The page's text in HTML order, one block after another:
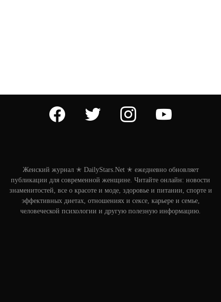
facebook twitter instagram
Женский журнал ✭ DailyStars.Net ✭ ежедневно обновляет
публикации для современной женщине. Читайте онлайн: новости
знаменитостей, все о красоте и моде, здоровье и питании, спорте и
эффективных диетах, отношениях и сексе, карьере и семье,
человеческой психологии и другую полезную информацию.